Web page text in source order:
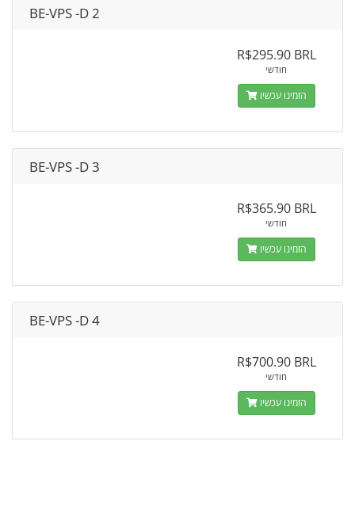
BE-VPS -D 2
R$295.90 BRL
חודשי
הזמינו עכשיו
BE-VPS -D 3
R$365.90 BRL
חודשי
הזמינו עכשיו
BE-VPS -D 4
R$700.90 BRL
חודשי
הזמינו עכשיו